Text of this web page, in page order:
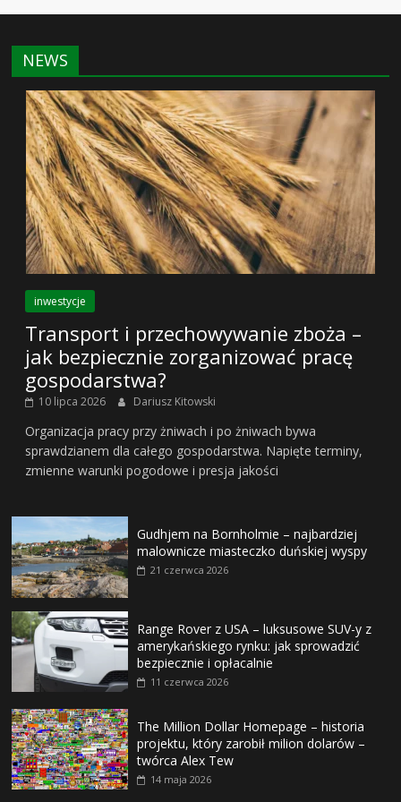
NEWS
inwestycje
Transport i przechowywanie zboża –
jak bezpiecznie zorganizować pracę
gospodarstwa?
10 lipca 2026 Dariusz Kitowski
Organizacja pracy przy żniwach i po żniwach bywa
sprawdzianem dla całego gospodarstwa. Napięte terminy,
zmienne warunki pogodowe i presja jakości
Gudhjem na Bornholmie – najbardziej
malownicze miasteczko duńskiej wyspy
21 czerwca 2026
Range Rover z USA – luksusowe SUV-y z
amerykańskiego rynku: jak sprowadzić
bezpiecznie i opłacalnie
11 czerwca 2026
The Million Dollar Homepage – historia
projektu, który zarobił milion dolarów –
twórca Alex Tew
14 maja 2026